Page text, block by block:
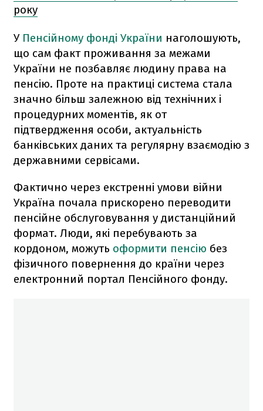
року
У Пенсійному фонді України наголошують,
що сам факт проживання за межами
України не позбавляє людину права на
пенсію. Проте на практиці система стала
значно більш залежною від технічних і
процедурних моментів, як от
підтвердження особи, актуальність
банківських даних та регулярну взаємодію з
державними сервісами.
Фактично через екстренні умови війни
Україна почала прискорено переводити
пенсійне обслуговування у дистанційний
формат. Люди, які перебувають за
кордоном, можуть оформити пенсію без
фізичного повернення до країни через
електронний портал Пенсійного фонду.